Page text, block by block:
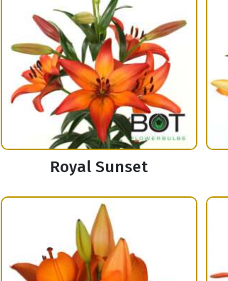
Royal Sunset